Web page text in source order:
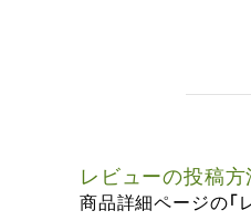
レビューの投稿方
商品詳細ページの「